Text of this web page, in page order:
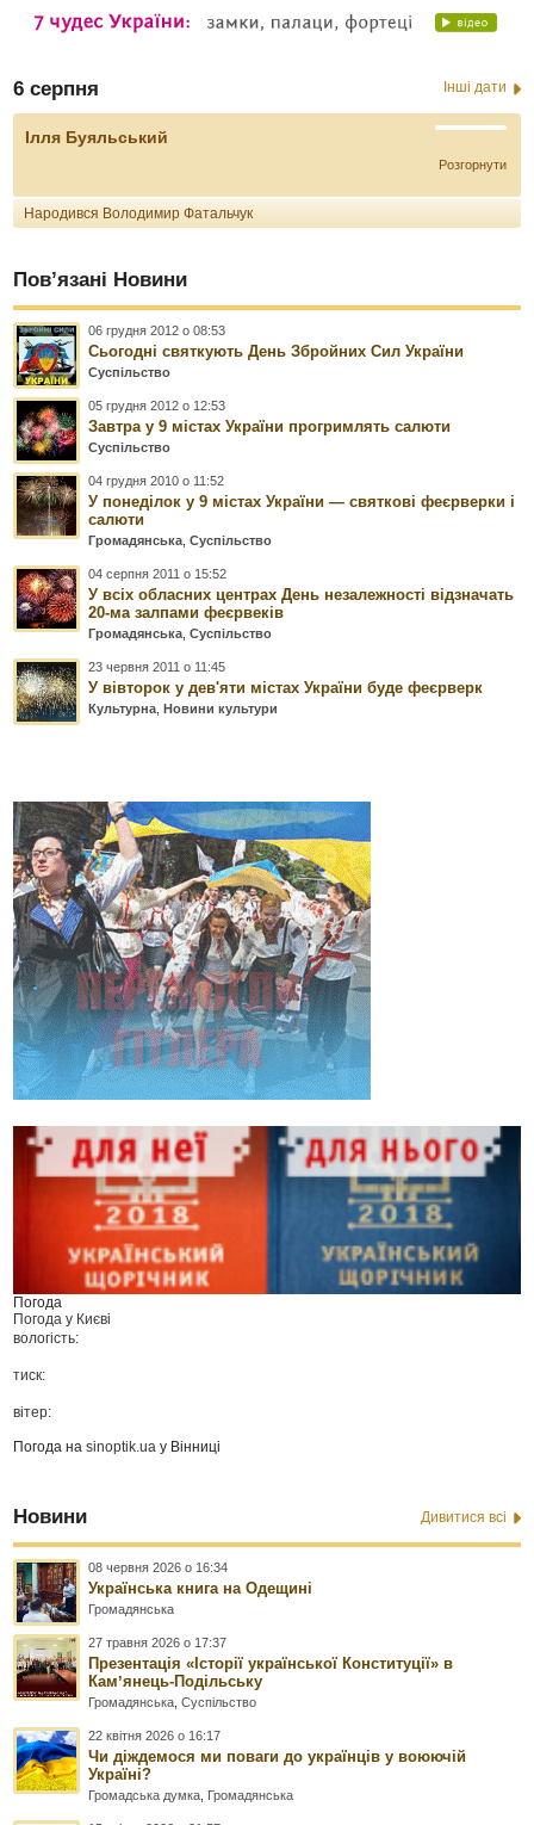
6 серпня Інші дати
Ілля Буяльський
Розгорнути
Народився Володимир Фатальчук
Пов’язані Новини
06 грудня 2012 о 08:53
Сьогодні святкують День Збройних Сил України
Суспільство
05 грудня 2012 о 12:53
Завтра у 9 містах України прогримлять салюти
Суспільство
04 грудня 2010 о 11:52
У понеділок у 9 містах України — святкові феєрверки і
салюти
Громадянська ,Суспільство
04 серпня 2011 о 15:52
У всіх обласних центрах День незалежності відзначать
20-ма залпами феєрвеків
Громадянська ,Суспільство
23 червня 2011 о 11:45
У вівторок у дев'яти містах України буде феєрверк
Культурна ,Новини культури
Погода
Погода у Києві
вологість:
тиск:
вітер:
Погода наsinoptik.ua у Вінниці
Новини Дивитися всі
08 червня 2026 о 16:34
Українська книга на Одещині
Громадянська
27 травня 2026 о 17:37
Презентація «Історії української Конституції» в
Камʼянець-Подільську
Громадянська ,Суспільство
22 квітня 2026 о 16:17
Чи діждемося ми поваги до українців у воюючій
Україні?
Громадська думка Громадянська